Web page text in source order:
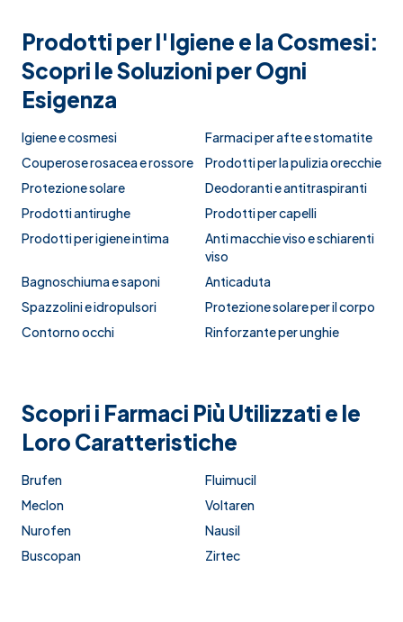
Prodotti per l'Igiene e la Cosmesi:
Scopri le Soluzioni per Ogni
Esigenza
Igiene e cosmesi
Farmaci per afte e stomatite
Couperose rosacea e rossore
Prodotti per la pulizia orecchie
Protezione solare
Deodoranti e antitraspiranti
Prodotti antirughe
Prodotti per capelli
Prodotti per igiene intima
Anti macchie viso e schiarenti
viso
Bagnoschiuma e saponi
Anticaduta
Spazzolini e idropulsori
Protezione solare per il corpo
Contorno occhi
Rinforzante per unghie
Scopri i Farmaci Più Utilizzati e le
Loro Caratteristiche
Brufen
Fluimucil
Meclon
Voltaren
Nurofen
Nausil
Buscopan
Zirtec